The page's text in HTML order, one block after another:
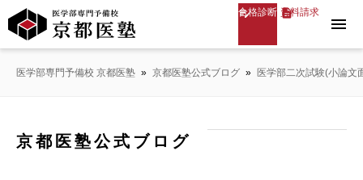
合格診断 資料請求
menu
医学部専門予備校 京都医塾 » 京都医塾公式ブログ » 医学部二次試験(小論文
京都医塾公式ブログ